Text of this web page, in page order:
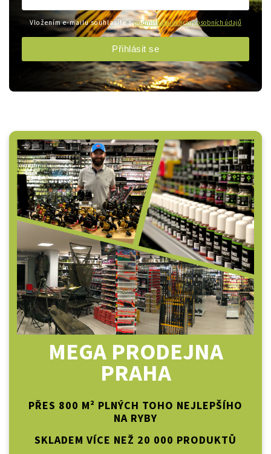
MEGA PRODEJNA
PRAHA
PŘES 800 M² PLNÝCH TOHO NEJLEPŠÍHO
NA RYBY
SKLADEM VÍCE NEŽ 20 000 PRODUKTŮ
Vložením e-mailu souhlasíte spodmínkami ochrany osobních údajů
Přihlásit se